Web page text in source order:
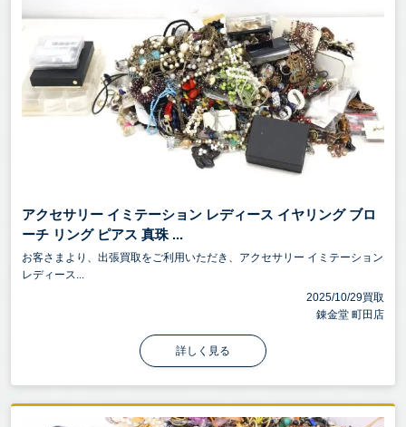
アクセサリー イミテーション レディース イヤリング ブロ
ーチ リング ピアス 真珠 ...
お客さまより、出張買取をご利用いただき、アクセサリー イミテーション
レディース...
2025/10/29買取
錬金堂 町田店
詳しく見る